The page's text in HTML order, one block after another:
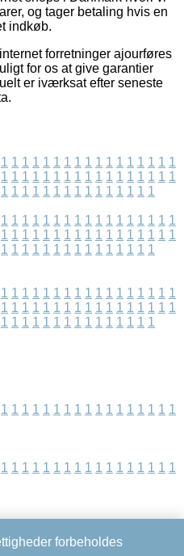
og tager betaling hvis en
indkøb.
forretninger ajourføres
for os at give garantier
er iværksat efter seneste
1 1 1 1 1 1 1 1 1 1 1 1 1 1 1 1 1
1 1 1 1 1 1 1 1 1 1 1 1 1 1 1 1 1
1 1 1 1 1 1 1 1 1 1 1 1 1 1 1
1 1 1 1 1 1 1 1 1 1 1 1 1 1 1 1 1
1 1 1 1 1 1 1 1 1 1 1 1 1 1 1 1 1
1 1 1 1 1 1 1 1 1 1 1 1 1 1 1
1 1 1 1 1 1 1 1 1 1 1 1 1 1 1 1 1
1 1 1 1 1 1 1 1 1 1 1 1 1 1 1 1 1
1 1 1 1 1 1 1 1 1 1 1 1 1 1 1
1 1 1 1 1 1 1 1 1 1 1 1 1 1 1 1 1
1 1 1 1 1 1 1 1 1 1 1 1 1 1 1 1 1
forbeholdes